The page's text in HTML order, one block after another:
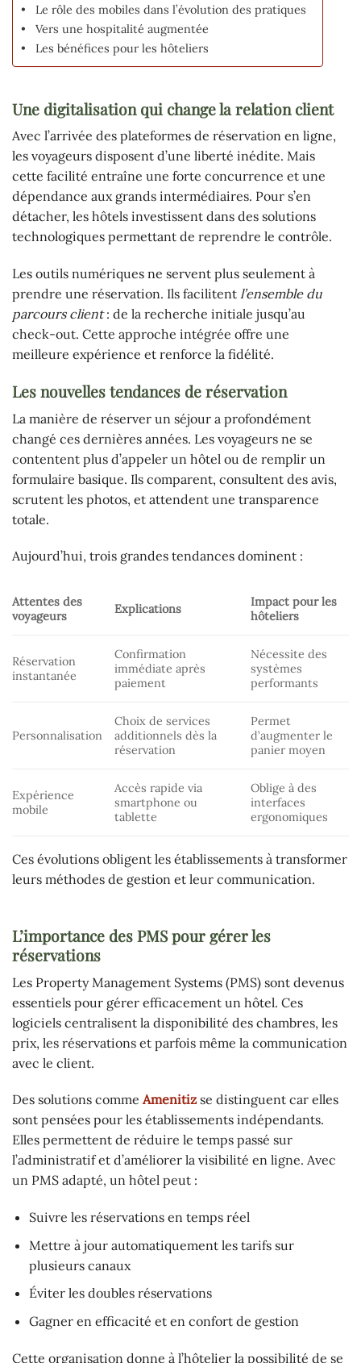
Le rôle des mobiles dans l’évolution des pratiques
Vers une hospitalité augmentée
Les bénéfices pour les hôteliers
Une digitalisation qui change la relation client
Avec l’arrivée des plateformes de réservation en ligne,
les voyageurs disposent d’une liberté inédite. Mais
cette facilité entraîne une forte concurrence et une
dépendance aux grands intermédiaires. Pour s’en
détacher, les hôtels investissent dans des solutions
technologiques permettant de reprendre le contrôle.
Les outils numériques ne servent plus seulement à
prendre une réservation. Ils facilitent l’ensemble du
parcours client: de la recherche initiale jusqu’au
check-out. Cette approche intégrée offre une
meilleure expérience et renforce la fidélité.
Les nouvelles tendances de réservation
La manière de réserver un séjour a profondément
changé ces dernières années. Les voyageurs ne se
contentent plus d’appeler un hôtel ou de remplir un
formulaire basique. Ils comparent, consultent des avis,
scrutent les photos, et attendent une transparence
totale.
Aujourd’hui, trois grandes tendances dominent :
Attentes des
voyageurs
Explications
Impact pour les
hôteliers
Réservation
instantanée
Confirmation
immédiate après
paiement
Nécessite des
systèmes
performants
Personnalisation
Choix de services
additionnels dès la
réservation
Permet
d’augmenter le
panier moyen
Expérience
mobile
Accès rapide via
smartphone ou
tablette
Oblige à des
interfaces
ergonomiques
Ces évolutions obligent les établissements à transformer
leurs méthodes de gestion et leur communication.
L’importance des PMS pour gérer les
réservations
Les Property Management Systems (PMS) sont devenus
essentiels pour gérer efficacement un hôtel. Ces
logiciels centralisent la disponibilité des chambres, les
prix, les réservations et parfois même la communication
avec le client.
Des solutions comme Amenitiz se distinguent car elles
sont pensées pour les établissements indépendants.
Elles permettent de réduire le temps passé sur
l’administratif et d’améliorer la visibilité en ligne. Avec
un PMS adapté, un hôtel peut :
Suivre les réservations en temps réel
Mettre à jour automatiquement les tarifs sur
plusieurs canaux
Éviter les doubles réservations
Gagner en efficacité et en confort de gestion
Cette organisation donne à l’hôtelier la possibilité de se